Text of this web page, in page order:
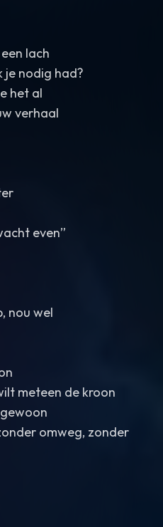
lach
je nodig had?
het al
verhaal
even”
nou wel
meteen de kroon
omweg, zonder